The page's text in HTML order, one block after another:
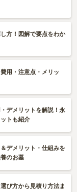
方！図解で要点をわか
用・注意点・メリッ
デメリットを解説！永
トも紹介
デメリット・仕組みを
のお墓
び方から見積り方法ま